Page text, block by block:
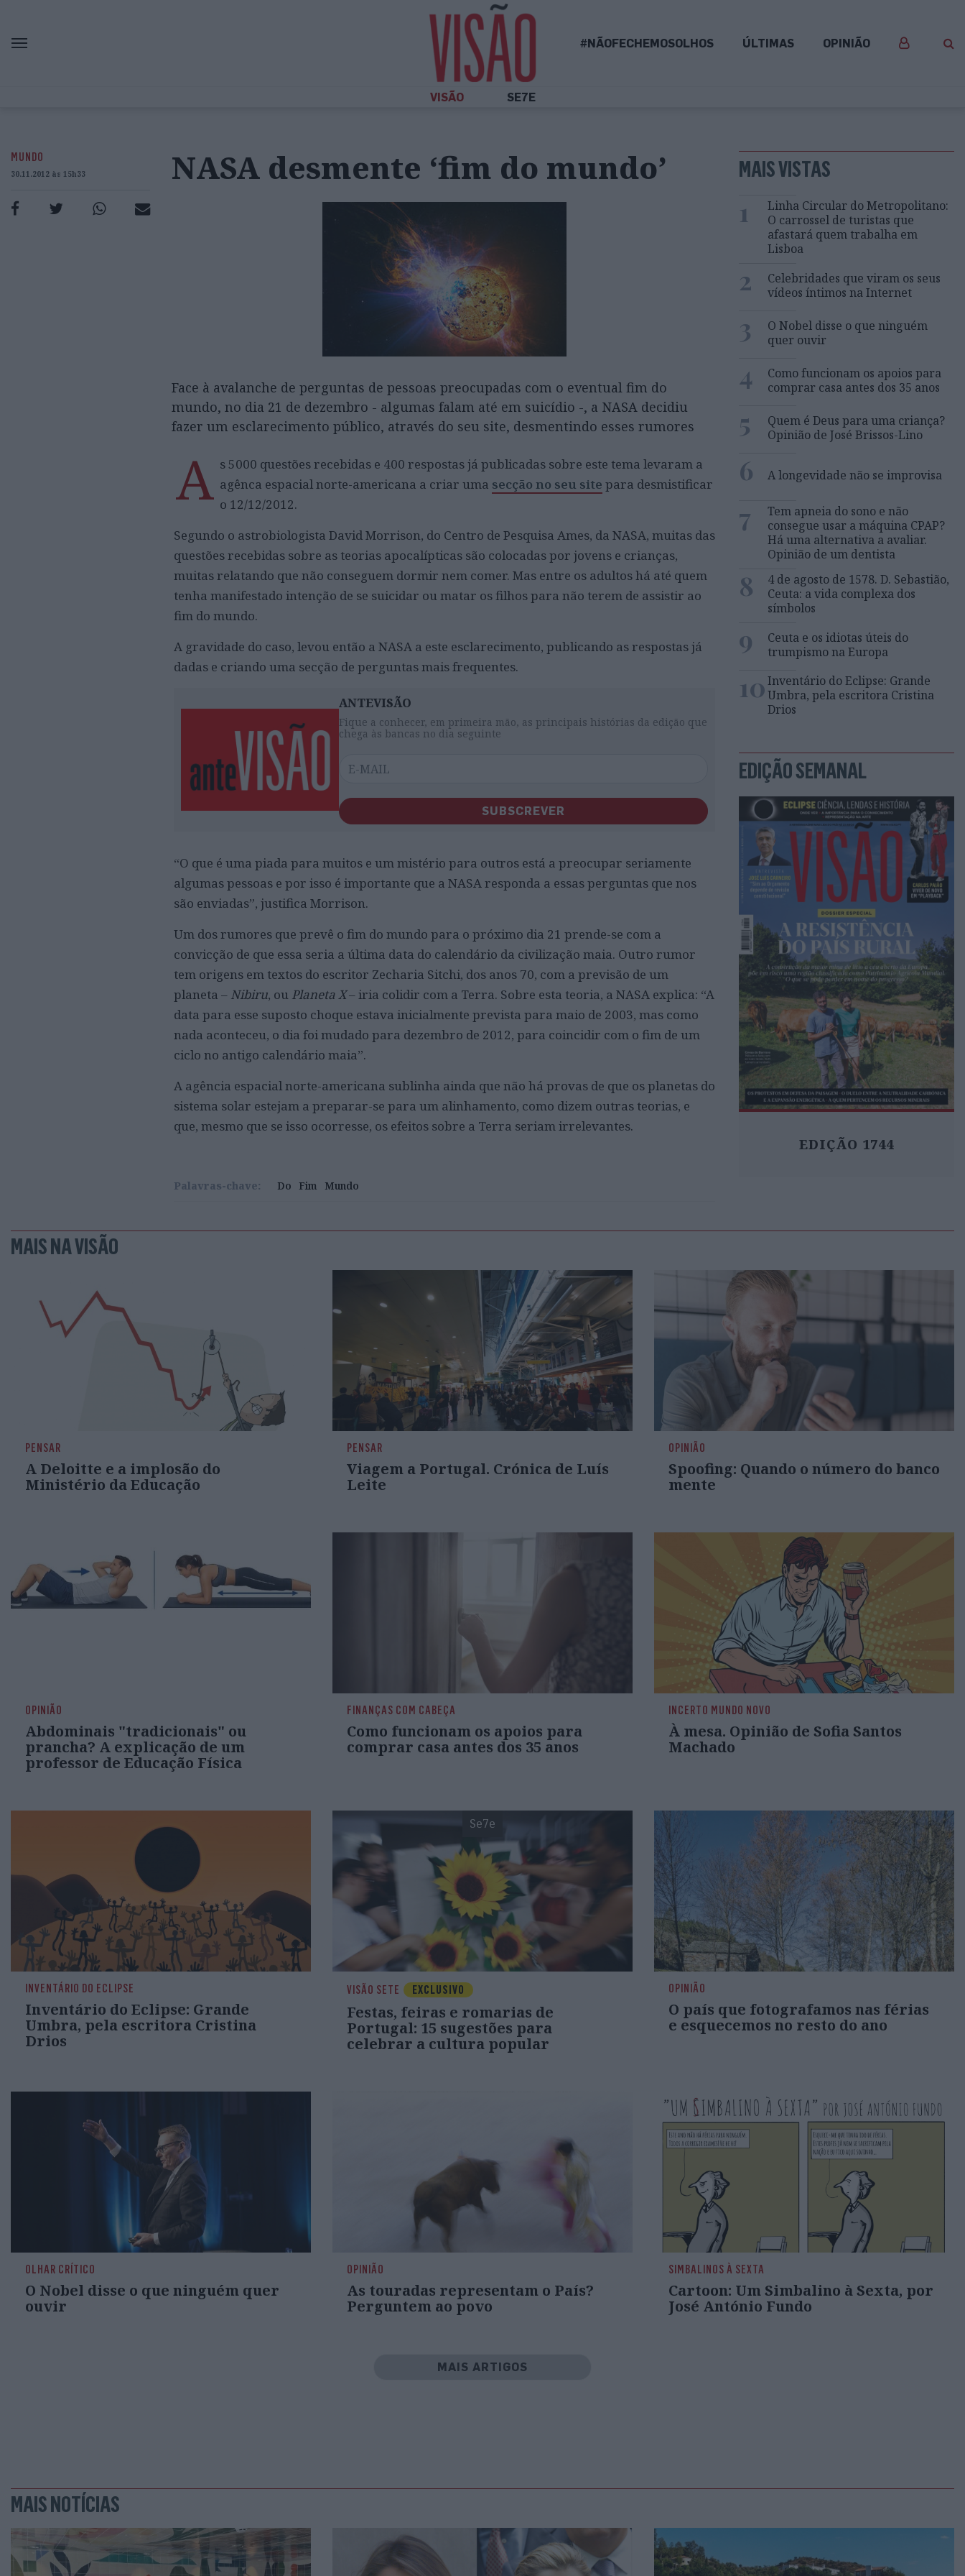
#NÃOFECHEMOSOLHOS ÚLTIMAS OPINIÃO
VISÃO SE7E
MUNDO
30.11.2012 às 15h33 NASA desmente ‘fim do mundo’
Face à avalanche de perguntas de pessoas preocupadas com o eventual fim do
mundo, no dia 21 de dezembro - algumas falam até em suicídio -, a NASA decidiu
fazer um esclarecimento público, através do seu site, desmentindo esses rumores
A s 5000 questões recebidas e 400 respostas já publicadas sobre este tema levaram a
agênca espacial norte-americana a criar uma secção no seu site para desmistificar
o 12/12/2012.
Segundo o astrobiologista David Morrison, do Centro de Pesquisa Ames, da NASA, muitas das
questões recebidas sobre as teorias apocalípticas são colocadas por jovens e crianças,
muitas relatando que não conseguem dormir nem comer. Mas entre os adultos há até quem
tenha manifestado intenção de se suicidar ou matar os filhos para não terem de assistir ao
fim do mundo.
A gravidade do caso, levou então a NASA a este esclarecimento, publicando as respostas já
dadas e criando uma secção de perguntas mais frequentes.
ANTEVISÃO
Fique a conhecer, em primeira mão, as principais histórias da edição que
chega às bancas no dia seguinte
SUBSCREVER
“O que é uma piada para muitos e um mistério para outros está a preocupar seriamente
algumas pessoas e por isso é importante que a NASA responda a essas perguntas que nos
são enviadas”, justifica Morrison.
Um dos rumores que prevê o fim do mundo para o próximo dia 21 prende-se com a
convicção de que essa seria a última data do calendário da civilização maia. Outro rumor
tem origens em textos do escritor Zecharia Sitchi, dos anos 70, com a previsão de um
planeta – Nibiru, ou Planeta X– iria colidir com a Terra. Sobre esta teoria, a NASA explica: “A
data para esse suposto choque estava inicialmente prevista para maio de 2003, mas como
nada aconteceu, o dia foi mudado para dezembro de 2012, para coincidir com o fim de um
ciclo no antigo calendário maia”.
A agência espacial norte-americana sublinha ainda que não há provas de que os planetas do
sistema solar estejam a preparar-se para um alinhamento, como dizem outras teorias, e
que, mesmo que se isso ocorresse, os efeitos sobre a Terra seriam irrelevantes.
Palavras-chave: Do Fim Mundo
MAIS VISTAS
1
Linha Circular do Metropolitano:
O carrossel de turistas que
afastará quem trabalha em
Lisboa
2
Celebridades que viram os seus
vídeos íntimos na Internet
3
O Nobel disse o que ninguém
quer ouvir
4
Como funcionam os apoios para
comprar casa antes dos 35 anos
5
Quem é Deus para uma criança?
Opinião de José Brissos-Lino
6 A longevidade não se improvisa
7
Tem apneia do sono e não
consegue usar a máquina CPAP?
Há uma alternativa a avaliar.
Opinião de um dentista
8
4 de agosto de 1578. D. Sebastião,
Ceuta: a vida complexa dos
símbolos
9
Ceuta e os idiotas úteis do
trumpismo na Europa
10Inventário do Eclipse: Grande
Umbra, pela escritora Cristina
Drios
EDIÇÃO SEMANAL
EDIÇÃO 1744
MAIS NA VISÃO
PENSAR
A Deloitte e a implosão do
Ministério da Educação
PENSAR
Viagem a Portugal. Crónica de Luís
Leite
OPINIÃO
Spoofing: Quando o número do banco
mente
OPINIÃO
Abdominais "tradicionais" ou
prancha? A explicação de um
professor de Educação Física
FINANÇAS COM CABEÇA
Como funcionam os apoios para
comprar casa antes dos 35 anos
INCERTO MUNDO NOVO
À mesa. Opinião de Sofia Santos
Machado
INVENTÁRIO DO ECLIPSE
Inventário do Eclipse: Grande
Umbra, pela escritora Cristina
Drios
Se7e
VISÃO SETE EXCLUSIVO
Festas, feiras e romarias de
Portugal: 15 sugestões para
celebrar a cultura popular
OPINIÃO
O país que fotografamos nas férias
e esquecemos no resto do ano
OLHAR CRÍTICO
O Nobel disse o que ninguém quer
ouvir
OPINIÃO
As touradas representam o País?
Perguntem ao povo
SIMBALINOS À SEXTA
Cartoon: Um Simbalino à Sexta, por
José António Fundo
MAIS ARTIGOS
MAIS NOTÍCIAS